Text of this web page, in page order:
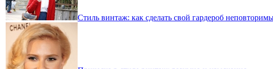
Стиль винтаж: как сделать свой гардероб